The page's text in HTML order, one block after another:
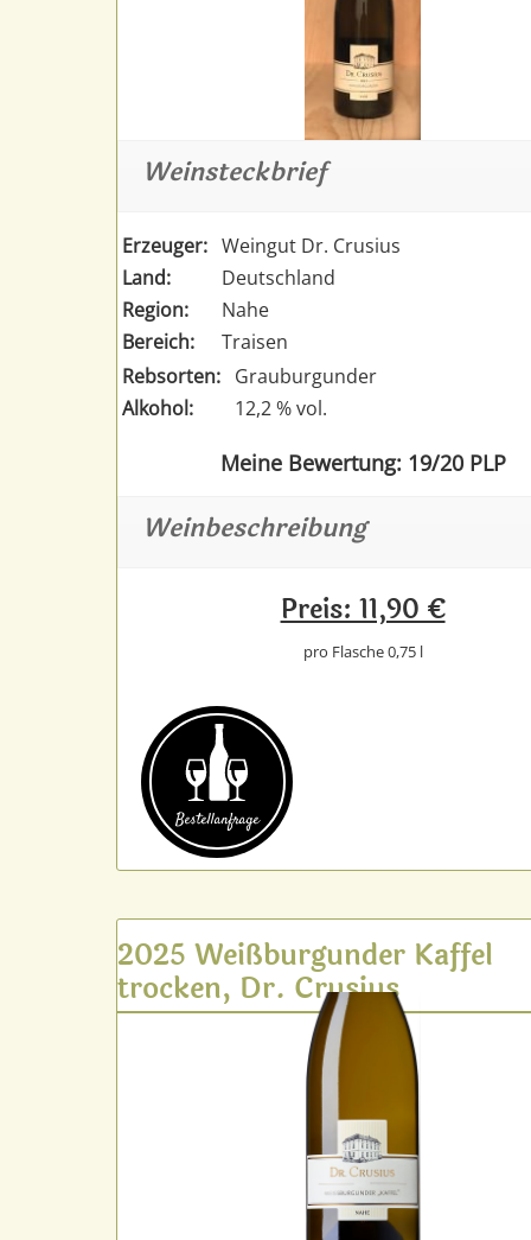
Weinsteckbrief
Erzeuger: Weingut Dr. Crusius
Land:
Deutschland
Region:
Nahe
Bereich:
Traisen
Rebsorten: Grauburgunder
Alkohol:
12,2 % vol.
Meine Bewertung: 19/20 PLP
Weinbeschreibung
Preis: 11,90 €
pro Flasche 0,75 l
Bestell­anfrage
2025 Weißburgunder Kaffel
trocken, Dr. Crusius